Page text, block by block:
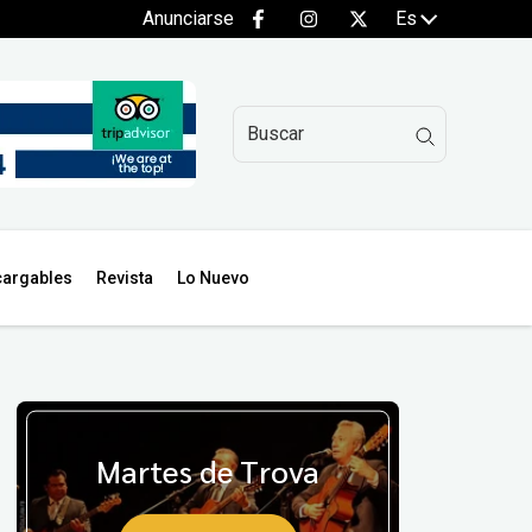
Anunciarse Es
Revista Lo Nuevo
Martes de Trova